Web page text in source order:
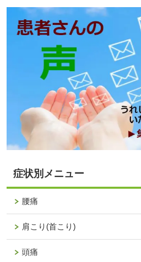
症状別メニュー
腰痛
肩こり(首こり)
頭痛